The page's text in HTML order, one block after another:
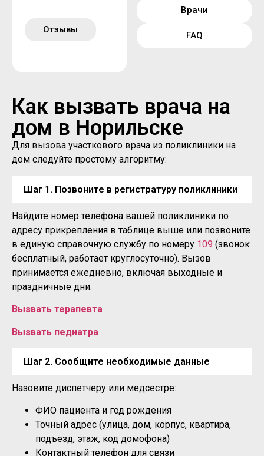
Отзывы
Врачи
FAQ
Как вызвать врача на
дом в Норильске
Для вызова участкового врача из поликлиники на
дом следуйте простому алгоритму:
Шаг 1. Позвоните в регистратуру поликлиники
Найдите номер телефона вашей поликлиники по
адресу прикрепления в таблице выше или позвоните
в единую справочную службу по номеру 109 (звонок
бесплатный, работает круглосуточно). Вызов
принимается ежедневно, включая выходные и
праздничные дни.
Вызвать терапевта
Вызвать педиатра
Шаг 2. Сообщите необходимые данные
Назовите диспетчеру или медсестре:
ФИО пациента и год рождения
Точный адрес (улица, дом, корпус, квартира,
подъезд, этаж, код домофона)
Контактный телефон для связи